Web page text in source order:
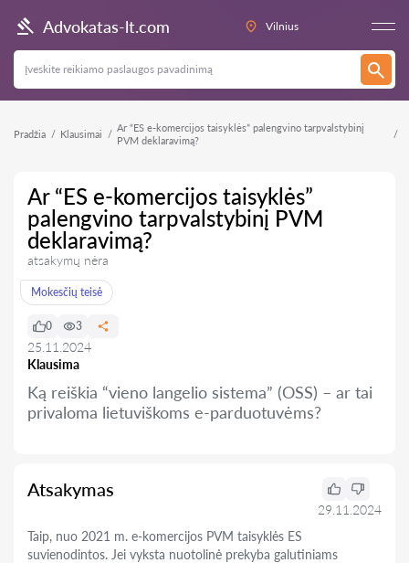
Advokatas-lt.com Vilnius
Pradžia Klausimai
Ar “ES e-komercijos taisyklės” palengvino tarpvalstybinį
PVM deklaravimą?
Ar “ES e-komercijos taisyklės”
palengvino tarpvalstybinį PVM
deklaravimą?
atsakymų nėra
Mokesčių teisė
Klausima
0 3
25.11.2024
Ką reiškia “vieno langelio sistema” (OSS) – ar tai
privaloma lietuviškoms e-parduotuvėms?
Atsakymas
29.11.2024
Taip, nuo 2021 m. e-komercijos PVM taisyklės ES
suvienodintos. Jei vyksta nuotolinė prekyba galutiniams